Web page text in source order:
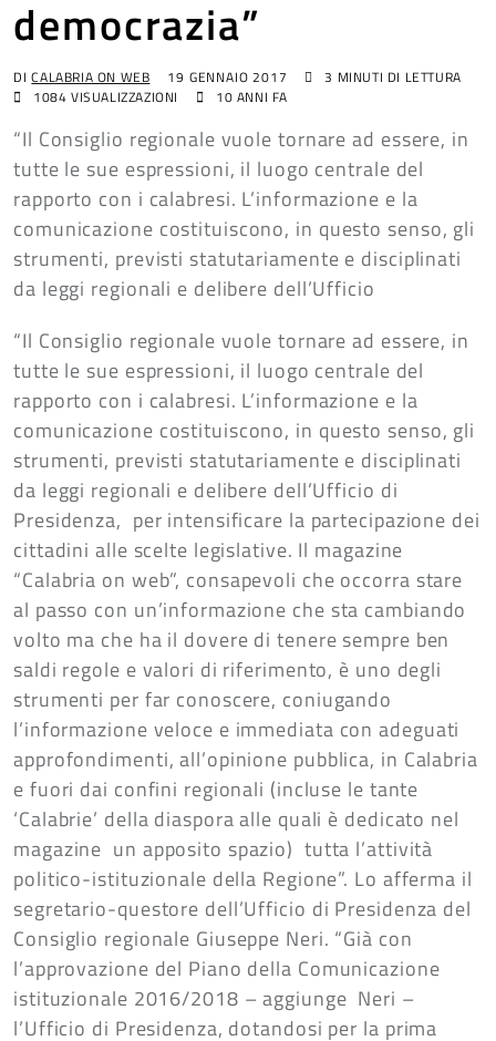
democrazia”
DICALABRIA ON WEB 19 GENNAIO 2017
3 MINUTI DI LETTURA
1084 VISUALIZZAZIONI 10 ANNI FA
“Il Consiglio regionale vuole tornare ad essere, in
tutte le sue espressioni, il luogo centrale del
rapporto con i calabresi. L’informazione e la
comunicazione costituiscono, in questo senso, gli
strumenti, previsti statutariamente e disciplinati
da leggi regionali e delibere dell’Ufficio
“Il Consiglio regionale vuole tornare ad essere, in
tutte le sue espressioni, il luogo centrale del
rapporto con i calabresi. L’informazione e la
comunicazione costituiscono, in questo senso, gli
strumenti, previsti statutariamente e disciplinati
da leggi regionali e delibere dell’Ufficio di
Presidenza, per intensificare la partecipazione dei
cittadini alle scelte legislative. Il magazine
“Calabria on web”, consapevoli che occorra stare
al passo con un’informazione che sta cambiando
volto ma che ha il dovere di tenere sempre ben
saldi regole e valori di riferimento, è uno degli
strumenti per far conoscere, coniugando
l’informazione veloce e immediata con adeguati
approfondimenti, all’opinione pubblica, in Calabria
e fuori dai confini regionali (incluse le tante
‘Calabrie’ della diaspora alle quali è dedicato nel
magazine un apposito spazio) tutta l’attività
politico-istituzionale della Regione”. Lo afferma il
segretario-questore dell’Ufficio di Presidenza del
Consiglio regionale Giuseppe Neri. “Già con
l’approvazione del Piano della Comunicazione
istituzionale 2016/2018 – aggiunge Neri –
l’Ufficio di Presidenza, dotandosi per la prima